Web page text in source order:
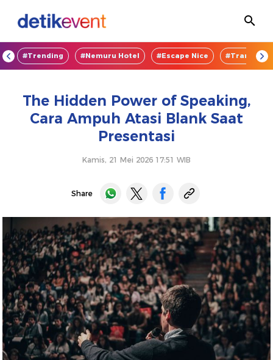
#Trending #Nemuru Hotel #Escape Nice
The Hidden Power of Speaking,
Cara Ampuh Atasi Blank Saat
Presentasi
Kamis, 21 Mei 2026 17:51 WIB
Share